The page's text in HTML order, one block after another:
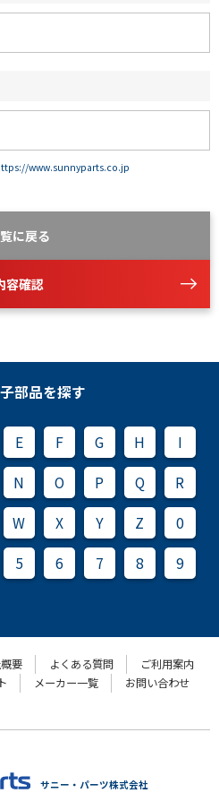
www.sunnyparts.co.jp
に戻る
容確認
部品を探す
E F G H
I
N O P Q
R
W X Y Z
0
5 6 7 8
9
要 よくある質問
ご利用案内
メーカー一覧
お問い合わせ
サニー・パーツ株式会社